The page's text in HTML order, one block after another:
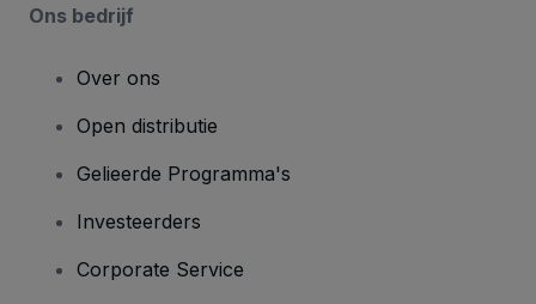
Ons bedrijf
Over ons
Open distributie
Gelieerde Programma's
Investeerders
Corporate Service